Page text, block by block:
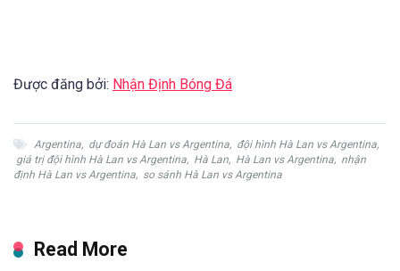
Được đăng bởi: Nhận Định Bóng Đá
Argentina, dự đoán Hà Lan vs Argentina, đội hình Hà Lan vs Argentina,
giá trị đội hình Hà Lan vs Argentina, Hà Lan, Hà Lan vs Argentina, nhận
định Hà Lan vs Argentina, so sánh Hà Lan vs Argentina
Read More